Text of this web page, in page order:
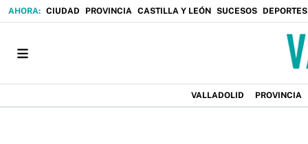
CIUDAD PROVINCIA CASTILLA Y LEÓN SUCESOS DEPORTES
VALLADOLID PROVINCIA